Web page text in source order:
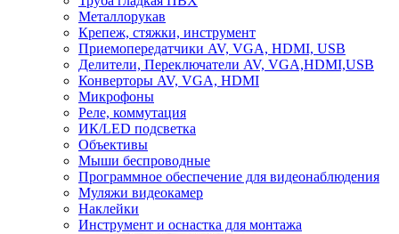
Металлорукав
Крепеж, стяжки, инструмент
Приемопередатчики AV, VGA, HDMI, USB
Делители, Переключатели AV, VGA,HDMI,USB
Конверторы AV, VGA, HDMI
Микрофоны
Реле, коммутация
ИК/LED подсветка
Объективы
Мыши беспроводные
Программное обеспечение для видеонаблюдения
Муляжи видеокамер
Наклейки
Инструмент и оснастка для монтажа